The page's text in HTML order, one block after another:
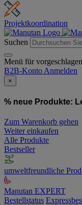
Projektkoordination
Suchen
Menü für
B2B-Konto Anmelden
×
% neue Produkte:
Zum Warenkorb gehen
Weiter einkaufen
Alle Produkte
Bestseller
umweltfreundliche
Manutan EXPERT
Bestellstatus